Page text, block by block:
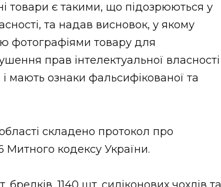
товари є такими, що підозрюються у
та надав висновок, у якому
фотографіями товару для
прав інтелектуальної власності
мають ознаки фальсифікованої та
складено протокол про
кодексу України.